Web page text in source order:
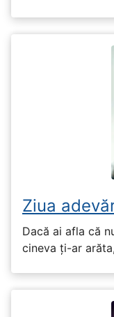
Ziua
Dacă ai afla că
cineva ți-ar